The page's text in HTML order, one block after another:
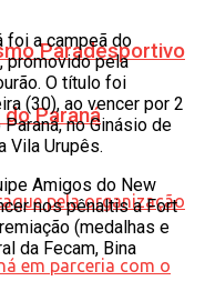
Paradesportivo
Paraná
foi a campeã do
promovido pela
O título foi
(30), ao vencer por 2
no Ginásio de
Vila Urupês.
Amigos do New
nos pênaltis a Fort
(medalhas e
da Fecam, Bina